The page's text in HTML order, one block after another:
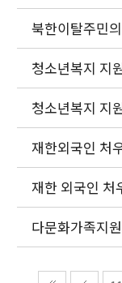
북한이탈주민
관한 법률
청소년복지 지
2.)
청소년복지 지
재한외국인 처
7. 26.)
재한 외국인 처
31)
다문화가족지
24.)